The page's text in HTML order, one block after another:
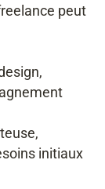
peut
initiaux